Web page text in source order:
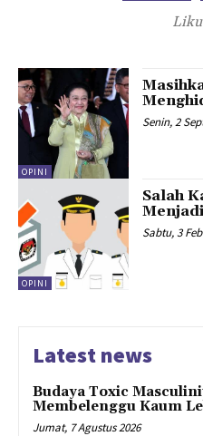
OPINI
Senin, 2
OPINI
Salah
Sabtu, 3
Latest news
Budaya Toxic
Membelenggu Kaum
Jumat, 7 Agustus 2026